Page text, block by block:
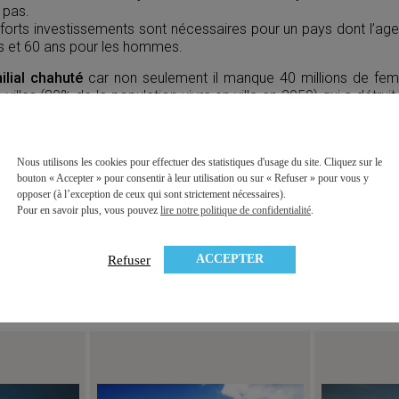
investissements sont nécessaires pour un pays dont
et 60 ans pour les hommes.
chahutécar non seulement il manque 40 millions de
villes (80% de la population vivra en ville en 2050) qui a
de ses parents âgés.
Rights Watch, le manque de femmes donne lieu à des
en provenance du Vietnam ou du Cambodge au prix de
devient fondamental et pourrait remettre en question
de la Chine
Nous utilisons les cookies pour effectuer des statistiques d'usage du site. Cliquez sur le
bouton « Accepter » pour consentir à leur utilisation ou sur « Refuser » pour vous y
opposer (à l’exception de ceux qui sont strictement nécessaires).
Pour en savoir plus, vous pouvez lire notre politique de confidentialité.
Refuser ACCEPTER